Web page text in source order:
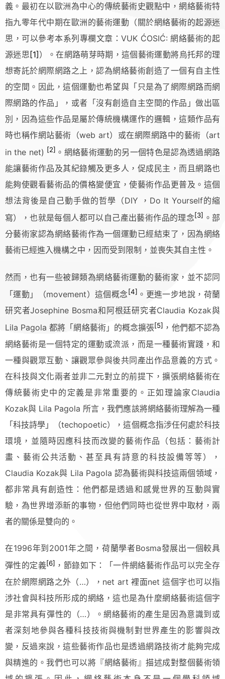
義。最初在以歐洲為中心的傳統藝術史觀點中，網絡藝術特
指九零年代中期在歐洲的藝術運動（關於網絡藝術的起源迷
思，可以參考本系列專欄文章：VUK ĆOSIĆ: 網絡藝術的起
源迷思[1]）。在網路萌芽時期，這個藝術運動將烏托邦的理
想寄託於網際網路之上，認為網絡藝術創造了一個有自主性
的空間。因此，這個運動也希望與「只是為了網際網路而網
際網路的作品」，或者「沒有創造自主空間的作品」做出區
別，因為這些作品是屬於傳統機構運作的邏輯，這類作品有
時也稱作網站藝術（web art）或在網際網路中的藝術（art
in the net) [2] 。網絡藝術運動的另一個特色是認為透過網路
能讓藝術作品及其紀錄觸及更多人，促成民主，而且網路也
能夠使觀看藝術品的價格變便宜，使藝術作品更普及。這個
想法背後是自己動手做的哲學（DIY ，Do It Yourself的縮
寫），也就是每個人都可以自己產出藝術作品的理念[3] 。部
分藝術家認為網絡藝術作為一個運動已經結束了，因為網絡
藝術已經進入機構之中，因而受到限制，並喪失其自主性。
然而，也有一些被歸類為網絡藝術運動的藝術家，並不認同
「運動」（movement）這個概念 [4] 。更進一步地說，荷蘭
研究者Josephine Bosma和阿根廷研究者Claudia Kozak與
Lila Pagola 都將「網絡藝術」的概念擴張[5] ，他們都不認為
網絡藝術是一個特定的運動或流派，而是一種藝術實踐，和
一種與觀眾互動、讓觀眾參與後共同產出作品意義的方式。
在科技與文化兩者並非二元對立的前提下，擴張網絡藝術在
傳統藝術史中的定義是非常重要的。正如理論家Claudia
Kozak與 Lila Pagola 所言，我們應該將網絡藝術理解為一種
「科技詩學」（techopoetic），這個概念指涉任何處於科技
環境，並隨時因應科技而改變的藝術作品（包括：藝術計
畫、藝術公共活動、甚至具有詩意的科技設備等等），
Claudia Kozak與 Lila Pagola 認為藝術與科技這兩個領域，
都非常具有創造性：他們都是透過和感覺世界的互動與實
驗，為世界增添新的事物，但他們同時也從世界中取材，兩
者的關係是雙向的。
在1996年到2001年之間，荷蘭學者Bosma發展出一個較具
彈性的定義[6] ，節錄如下：「一件網絡藝術作品可以完全存
在於網際網路之外（…），net art 裡面net 這個字也可以指
涉社會與科技所形成的網絡，這也是為什麼網絡藝術這個字
是非常具有彈性的（…）。網絡藝術的產生是因為意識到或
者深刻地參與各種科技技術與機制對世界產生的影響與改
變，反過來說，這些藝術作品也是透過網路技術才能夠完成
與精進的。我們也可以將『網絡藝術』描述成對整個藝術領